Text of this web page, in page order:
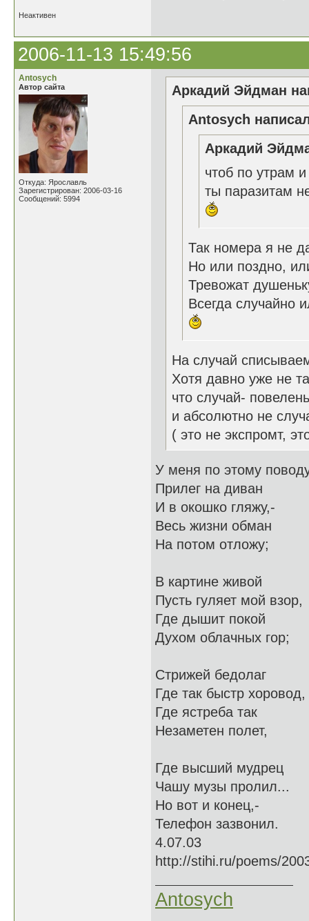
Неактивен
2006-11-13 15:49:56
Antosych
Автор сайта
Откуда: Ярославль
Зарегистрирован: 2006-03-16
Сообщений: 5994
Аркадий Эйдман
Antosych
Аркадий
чтоб по утрам
ты паразитам
Так номера я не
Но или поздно,
Тревожат
Всегда случайно
На случай
Хотя давно уже не
что случай-
и абсолютно не
( это не экспромт,
У меня по этому
Прилег на диван
И в окошко гляжу,-
Весь жизни обман
На потом отложу;
В картине живой
Пусть гуляет мой взор,
Где дышит покой
Духом облачных гор;
Стрижей бедолаг
Где так быстр хоровод,
Где ястреба так
Незаметен полет,
Где высший мудрец
Чашу музы пролил...
Но вот и конец,-
Телефон зазвонил.
4.07.03
http://stihi.ru/poems/
Antosych